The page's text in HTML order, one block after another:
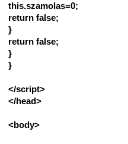
this.szamolas=0;
return false;
}
return false;
}
}
</script>
</head>
<body>